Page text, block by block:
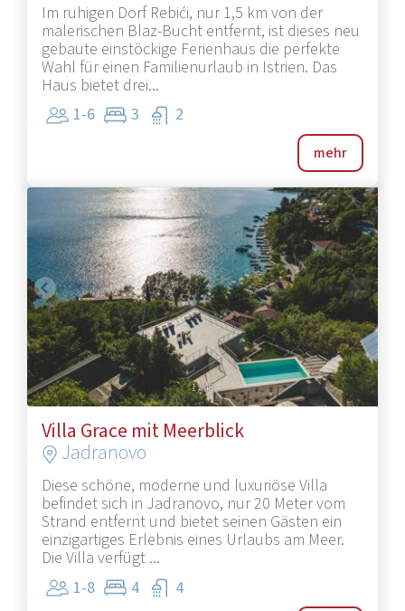
Im ruhigen Dorf Rebići, nur 1,5 km von der
malerischen Blaz-Bucht entfernt, ist dieses neu
gebaute einstöckige Ferienhaus die perfekte
Wahl für einen Familienurlaub in Istrien. Das
Haus bietet drei...
1-6
3 2
mehr
1/48
Villa Grace mit Meerblick
Jadranovo
Diese schöne, moderne und luxuriöse Villa
befindet sich in Jadranovo, nur 20 Meter vom
Strand entfernt und bietet seinen Gästen ein
einzigartiges Erlebnis eines Urlaubs am Meer.
Die Villa verfügt ...
1-8
4 4